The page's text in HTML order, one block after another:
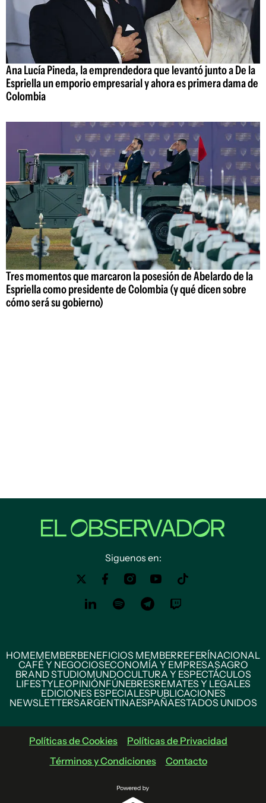
Ana Lucía Pineda, la emprendedora que levantó junto a De la
Espriella un emporio empresarial y ahora es primera dama de
Colombia
Tres momentos que marcaron la posesión de Abelardo de la
Espriella como presidente de Colombia (y qué dicen sobre
cómo será su gobierno)
Siguenos en:
HOMEMEMBERBENEFICIOS MEMBERREFERÍNACIONAL
CAFÉ Y NEGOCIOSECONOMÍA Y EMPRESASAGRO
BRAND STUDIOMUNDOCULTURA Y ESPECTÁCULOS
LIFESTYLEOPINIÓNFÚNEBRESREMATES Y LEGALES
EDICIONES ESPECIALESPUBLICACIONES
NEWSLETTERSARGENTINAESPAÑAESTADOS UNIDOS
Políticas de Cookies
Políticas de Privacidad
Términos y Condiciones
Contacto